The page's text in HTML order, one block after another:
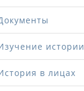
истории
в лицах